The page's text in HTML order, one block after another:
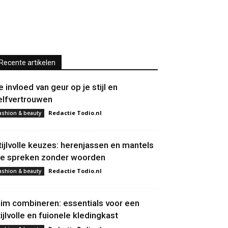
Recente artikelen
invloed van geur op je stijl en
& beauty Redactie Todio.nl
keuzes: herenjassen en mantels
spreken zonder woorden
& beauty Redactie Todio.nl
combineren: essentials voor een
en fuionele kledingkast